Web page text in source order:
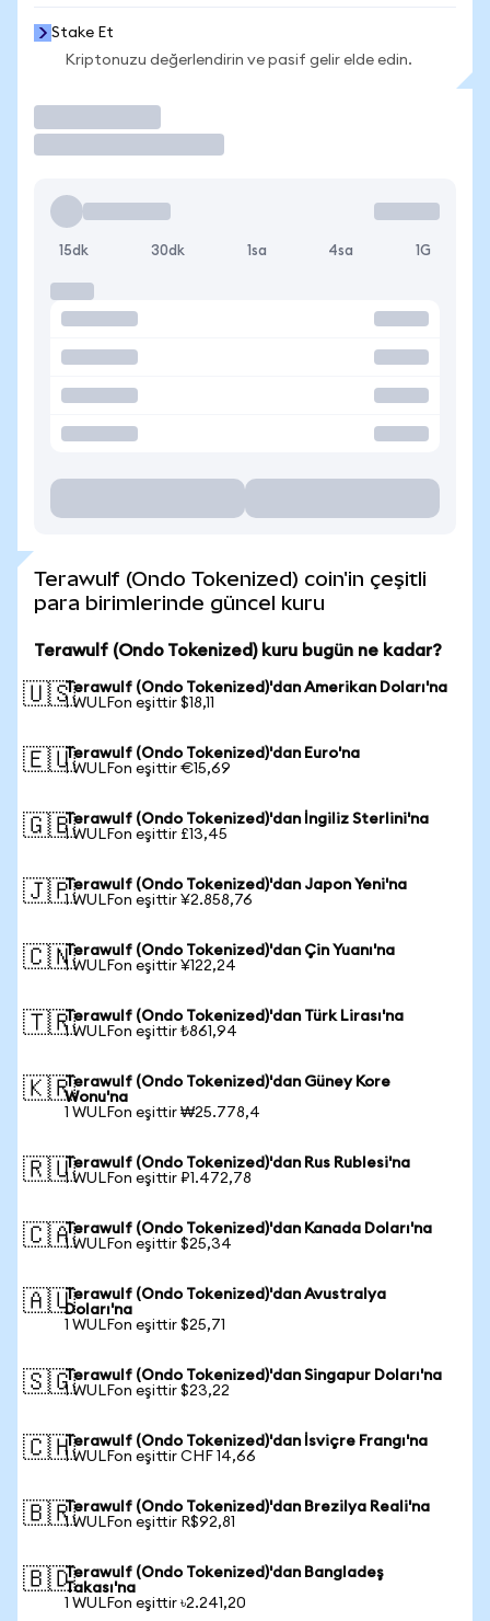
Stake Et
Kriptonuzu değerlendirin ve pasif gelir elde edin.
15dk 30dk 1sa 4sa 1G
Terawulf (Ondo Tokenized) coin'in çeşitli
para birimlerinde güncel kuru
Terawulf (Ondo Tokenized) kuru bugün ne kadar?
🇺🇸Terawulf (Ondo Tokenized)'dan Amerikan Doları'na
1 WULFon eşittir $18,11
🇪🇺Terawulf (Ondo Tokenized)'dan Euro'na
1 WULFon eşittir €15,69
🇬🇧Terawulf (Ondo Tokenized)'dan İngiliz Sterlini'na
1 WULFon eşittir £13,45
🇯🇵Terawulf (Ondo Tokenized)'dan Japon Yeni'na
1 WULFon eşittir ¥2.858,76
🇨🇳Terawulf (Ondo Tokenized)'dan Çin Yuanı'na
1 WULFon eşittir ¥122,24
🇹🇷Terawulf (Ondo Tokenized)'dan Türk Lirası'na
1 WULFon eşittir ₺861,94
🇰🇷Terawulf (Ondo Tokenized)'dan Güney Kore
Wonu'na
1 WULFon eşittir ₩25.778,4
🇷🇺Terawulf (Ondo Tokenized)'dan Rus Rublesi'na
1 WULFon eşittir ₽1.472,78
🇨🇦Terawulf (Ondo Tokenized)'dan Kanada Doları'na
1 WULFon eşittir $25,34
🇦🇺Terawulf (Ondo Tokenized)'dan Avustralya
Doları'na
1 WULFon eşittir $25,71
🇸🇬Terawulf (Ondo Tokenized)'dan Singapur Doları'na
1 WULFon eşittir $23,22
🇨🇭Terawulf (Ondo Tokenized)'dan İsviçre Frangı'na
1 WULFon eşittir CHF 14,66
🇧🇷Terawulf (Ondo Tokenized)'dan Brezilya Reali'na
1 WULFon eşittir R$92,81
🇧🇩Terawulf (Ondo Tokenized)'dan Bangladeş
Takası'na
1 WULFon eşittir ৳2.241,20